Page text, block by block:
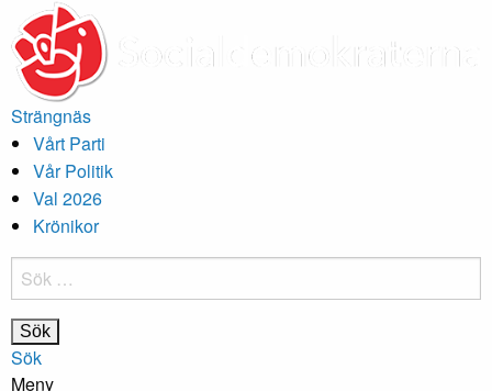
Strängnäs
Vårt Parti
Vår Politik
Val 2026
Krönikor
Sök
efter:
Sök
Meny